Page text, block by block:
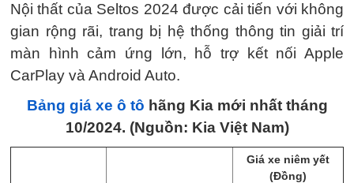
Nội thất của Seltos 2024 được cải tiến với không
gian rộng rãi, trang bị hệ thống thông tin giải trí
màn hình cảm ứng lớn, hỗ trợ kết nối Apple
CarPlay và Android Auto.
Bảng giá xe ô tô hãng Kia mới nhất tháng
10/2024. (Nguồn: Kia Việt Nam)
Giá xe niêm yết
(Đồng)